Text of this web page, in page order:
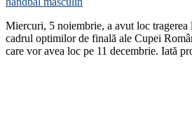
Miercuri, 5 noiembrie, a avut loc tragerea
cadrul optimilor de finală ale Cupei
care vor avea loc pe 11 decembrie. Iată